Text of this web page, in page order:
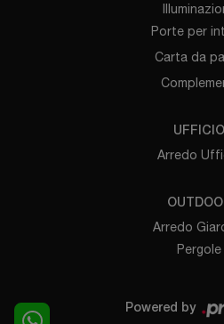
Porte per
Carta da
UFFICIO
Arredo
Arredo
Pergole
Powered by